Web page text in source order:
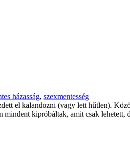
házasság, szexmentesség
el kalandozni (vagy lett hűtlen).
kipróbáltak, amit csak lehetett,